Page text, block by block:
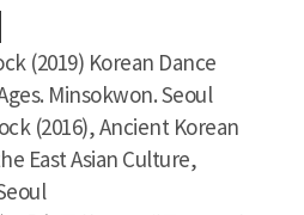
(2019) Korean Dance
Minsokwon. Seoul
(2016), Ancient Korean
East Asian Culture,